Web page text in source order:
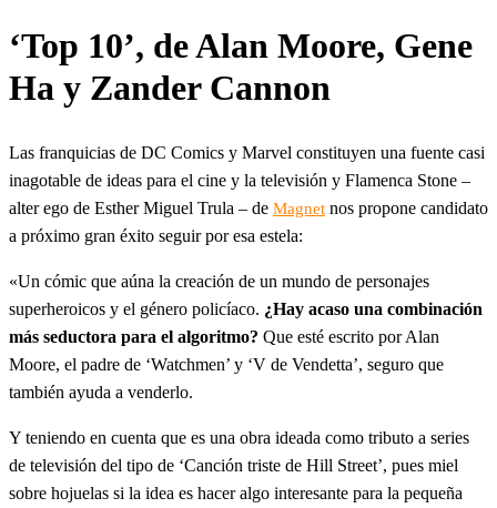
‘Top 10’, de Alan Moore, Gene
Ha y Zander Cannon
Las franquicias de DC Comics y Marvel constituyen una fuente casi
inagotable de ideas para el cine y la televisión y Flamenca Stone –
alter ego de Esther Miguel Trula – de Magnet nos propone candidato
a próximo gran éxito seguir por esa estela:
«Un cómic que aúna la creación de un mundo de personajes
superheroicos y el género policíaco. ¿Hay acaso una combinación
más seductora para el algoritmo? Que esté escrito por Alan
Moore, el padre de ‘Watchmen’ y ‘V de Vendetta’, seguro que
también ayuda a venderlo.
Y teniendo en cuenta que es una obra ideada como tributo a series
de televisión del tipo de ‘Canción triste de Hill Street’, pues miel
sobre hojuelas si la idea es hacer algo interesante para la pequeña